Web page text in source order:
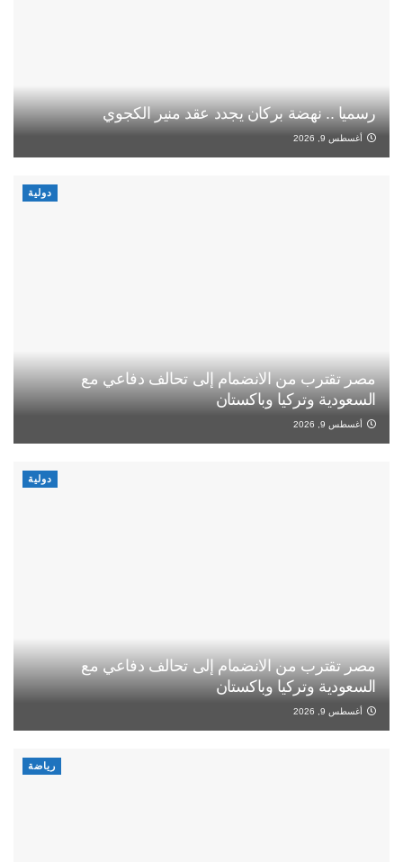
رسميا .. نهضة بركان يجدد عقد منير الكجوي
أغسطس 9, 2026
دولية
مصر تقترب من الانضمام إلى تحالف دفاعي مع
السعودية وتركيا وباكستان
أغسطس 9, 2026
دولية
مصر تقترب من الانضمام إلى تحالف دفاعي مع
السعودية وتركيا وباكستان
أغسطس 9, 2026
رياضة